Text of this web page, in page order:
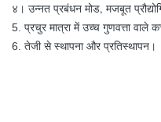
४। उन्नत प्रबंधन मोड, मजबूत
5. प्रचुर मात्रा में उच्च गुणवत्ता वाले
6. तेजी से स्थापना और प्रतिस्थापन।